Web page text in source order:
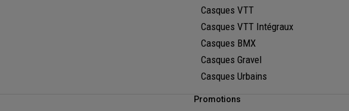
Casques VTT
Casques VTT Intégraux
Casques BMX
Casques Gravel
Casques Urbains
Promotions